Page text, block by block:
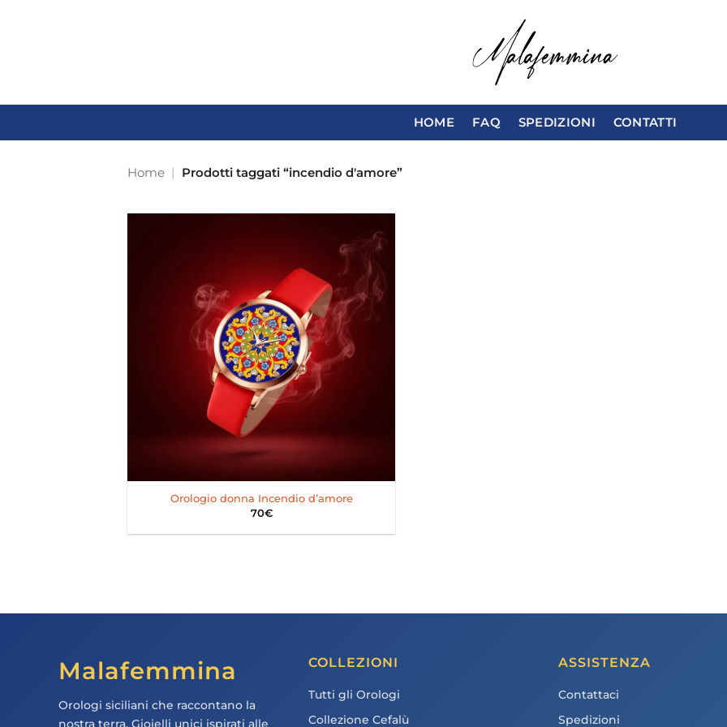
HOME FAQ SPEDIZIONI CONTATTI
Home | Prodotti taggati “incendio d'amore”
Orologio donna Incendio d’amore
70€
Malafemmina
Orologi siciliani che raccontano la
nostra terra. Gioielli unici ispirati alle
COLLEZIONI
Tutti gli Orologi
Collezione Cefalù
ASSISTENZA
Contattaci
Spedizioni